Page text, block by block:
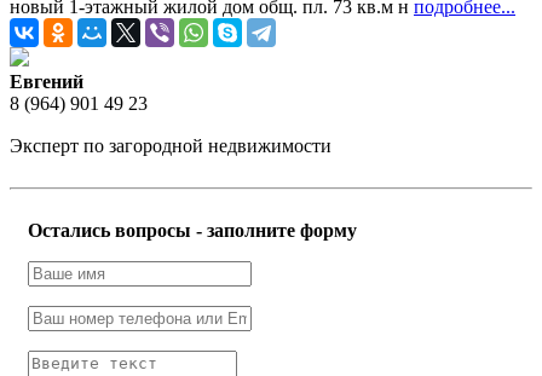
новый 1-этажный жилой дом общ. пл. 73 кв.м н подробнее...
Евгений
8 (964) 901 49 23
Эксперт по загородной недвижимости
Остались вопросы - заполните форму